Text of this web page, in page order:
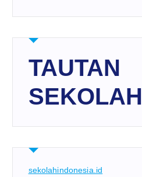
TAUTAN
SEKOLAH
sekolahindonesia.id